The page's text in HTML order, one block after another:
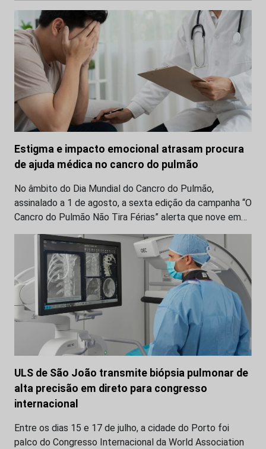
Estigma e impacto emocional atrasam procura
de ajuda médica no cancro do pulmão
No âmbito do Dia Mundial do Cancro do Pulmão,
assinalado a 1 de agosto, a sexta edição da campanha “O
Cancro do Pulmão Não Tira Férias” alerta que nove em…
ULS de São João transmite biópsia pulmonar de
alta precisão em direto para congresso
internacional
Entre os dias 15 e 17 de julho, a cidade do Porto foi
palco do Congresso Internacional da World Association